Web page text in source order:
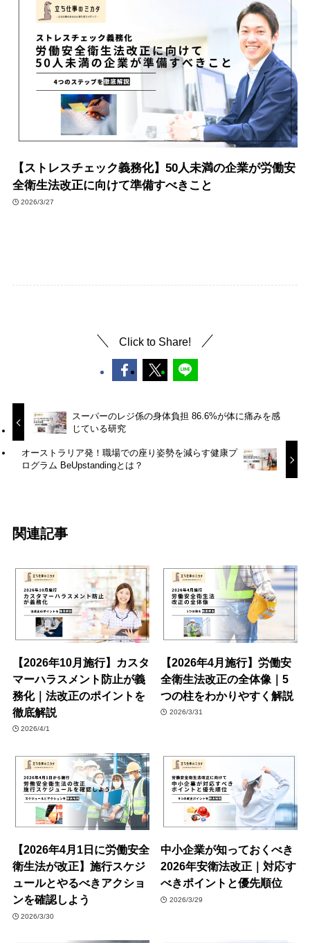
【ストレスチェック義務化】50人未満の企業が労働安
全衛生法改正に向けて準備すべきこと
2026/3/27
Click to Share!
スーパーのレジ係の身体負担 86.6%が体に痛みを感
じている研究
オーストラリア発！職場での座り姿勢を減らす健康プ
ログラム BeUpstandingとは？
関連記事
【2026年10月施行】カスタ
マーハラスメント防止が義
務化｜法改正のポイントを
徹底解説
2026/4/1
【2026年4月施行】労働安
全衛生法改正の全体像｜5
つの柱をわかりやすく解説
2026/3/31
【2026年4月1日に労働安全
衛生法が改正】施行スケジ
ュールとやるべきアクショ
ンを確認しよう
2026/3/30
中小企業が知っておくべき
2026年安衛法改正｜対応す
べきポイントと優先順位
2026/3/29